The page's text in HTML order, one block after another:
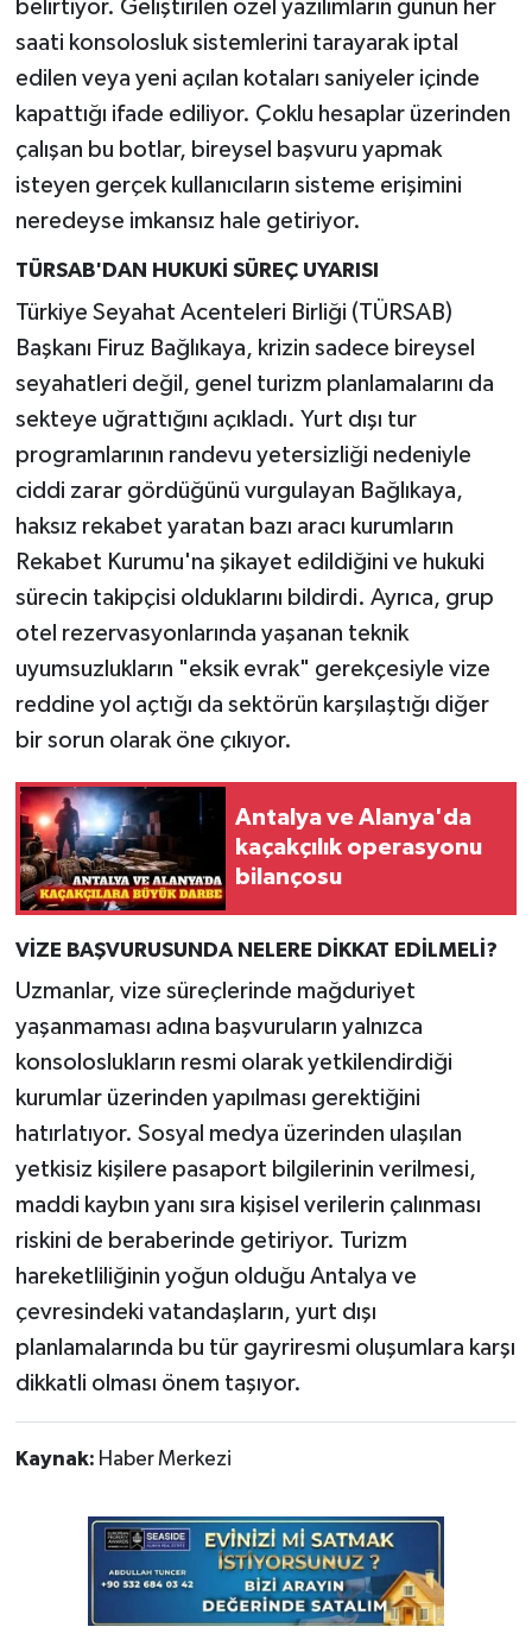
belirtiyor. Geliştirilen özel yazılımların günün her
saati konsolosluk sistemlerini tarayarak iptal
edilen veya yeni açılan kotaları saniyeler içinde
kapattığı ifade ediliyor. Çoklu hesaplar üzerinden
çalışan bu botlar, bireysel başvuru yapmak
isteyen gerçek kullanıcıların sisteme erişimini
neredeyse imkansız hale getiriyor.
TÜRSAB'DAN HUKUKİ SÜREÇ UYARISI
Türkiye Seyahat Acenteleri Birliği (TÜRSAB)
Başkanı Firuz Bağlıkaya, krizin sadece bireysel
seyahatleri değil, genel turizm planlamalarını da
sekteye uğrattığını açıkladı. Yurt dışı tur
programlarının randevu yetersizliği nedeniyle
ciddi zarar gördüğünü vurgulayan Bağlıkaya,
haksız rekabet yaratan bazı aracı kurumların
Rekabet Kurumu'na şikayet edildiğini ve hukuki
sürecin takipçisi olduklarını bildirdi. Ayrıca, grup
otel rezervasyonlarında yaşanan teknik
uyumsuzlukların "eksik evrak" gerekçesiyle vize
reddine yol açtığı da sektörün karşılaştığı diğer
bir sorun olarak öne çıkıyor.
Antalya ve Alanya'da
kaçakçılık operasyonu
bilançosu
VİZE BAŞVURUSUNDA NELERE DİKKAT EDİLMELİ?
Uzmanlar, vize süreçlerinde mağduriyet
yaşanmaması adına başvuruların yalnızca
konsoloslukların resmi olarak yetkilendirdiği
kurumlar üzerinden yapılması gerektiğini
hatırlatıyor. Sosyal medya üzerinden ulaşılan
yetkisiz kişilere pasaport bilgilerinin verilmesi,
maddi kaybın yanı sıra kişisel verilerin çalınması
riskini de beraberinde getiriyor. Turizm
hareketliliğinin yoğun olduğu Antalya ve
çevresindeki vatandaşların, yurt dışı
planlamalarında bu tür gayriresmi oluşumlara karşı
dikkatli olması önem taşıyor.
Kaynak: Haber Merkezi